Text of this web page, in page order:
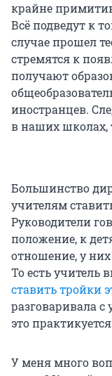
крайне
Всё подведут к
случае прошел
стремятся к
получают
иностранцев.
в наших школах,
Большинство
учителям
Руководители
положение, к
отношение, у
То есть учитель
ставить тройки
разговаривала
это
У меня много